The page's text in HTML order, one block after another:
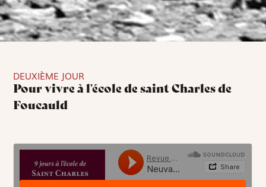
DEUXIÈME JOUR
Pour vivre à l'école de saint Charles de
Foucauld